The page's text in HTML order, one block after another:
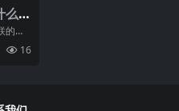
么
么
的，
搜索
16